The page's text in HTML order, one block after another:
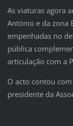
As viaturas agora
António e da zona
empenhadas no
pública
articulação com a
O acto contou
presidente da